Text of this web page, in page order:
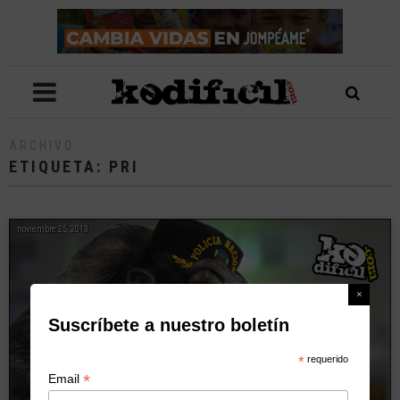
ETIQUETA: PRI
noviembre 25, 2013
Suscríbete a nuestro boletín
* requerido
Email*